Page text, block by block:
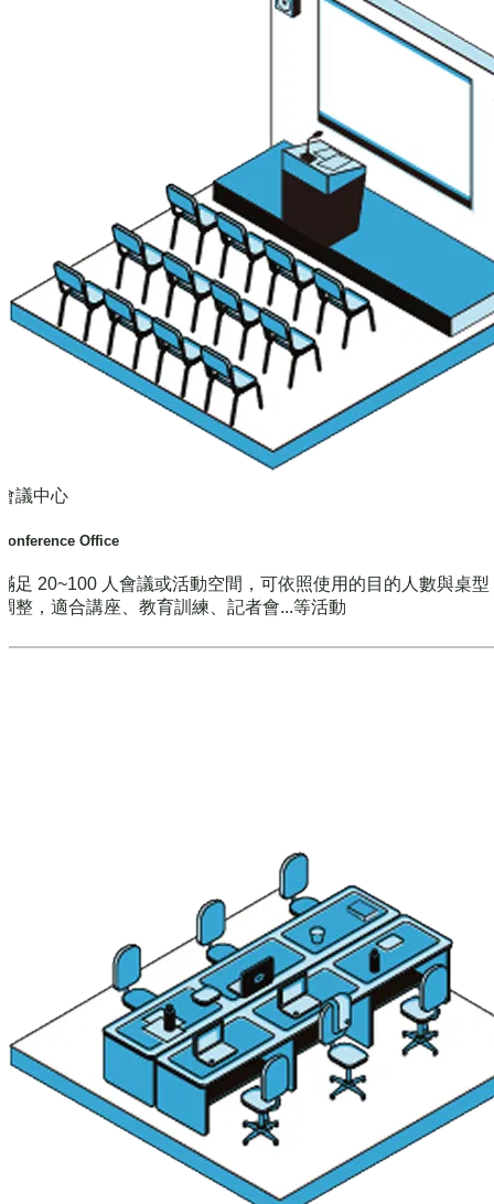
議中心
Office
足 20~100 人會議或活動空間，可依照使用的目的人數與桌型
整，適合講座、教育訓練、記者會...等活動